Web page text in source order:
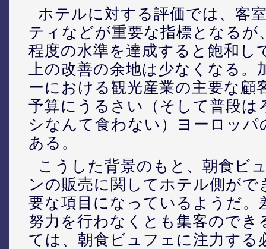
ホテルに対する評価では、客
ティなどが重要な指標となるが
程度の水準を達成すると飽和し
上の改善の余地は少なくなる
ーにおける観光産業の主要な顧
予算にうるさい（そして普段は
シなんて食わない）ヨーロッ
ある。
こうした背景のもと、朝食ビ
ンの販売に関してホテル側がで
要な項目になっているようだ。
努力を行わなくとも集客のでき
ては、朝食ビュフェに注力する